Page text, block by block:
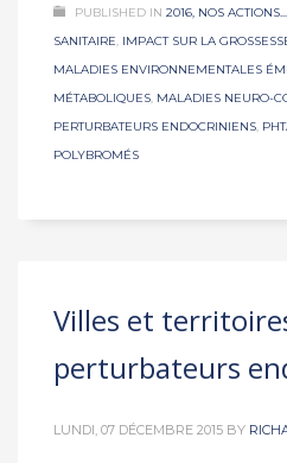
PUBLISHED IN 2016, NOS ACTIONS...
SANITAIRE, IMPACT SUR LA
MALADIES ENVIRONNEMENTALES
MÉTABOLIQUES, MALADIES NEURO-
PERTURBATEURS ENDOCRINIENS,
POLYBROMÉS
Villes et
perturbateurs
LUNDI, 07 DÉCEMBRE 2015 BY